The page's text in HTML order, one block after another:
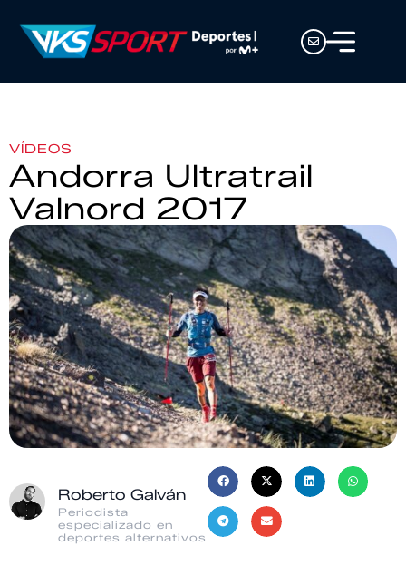
VÍDEOS
Andorra Ultratrail
Valnord 2017
Roberto Galván
Periodista
especializado en
deportes alternativos